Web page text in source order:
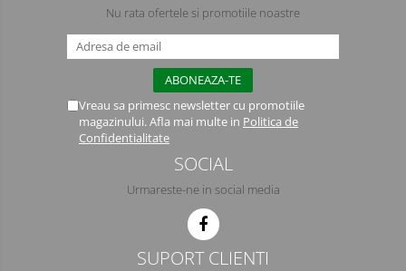
Manusi PVC
Manusi tricot impregnat
Manusi zale
Nu rata ofertele si promotiile noastre
Vreau sa primesc newsletter cu promotiile
magazinului. Afla mai multe in Politica de
Confidentialitate
SOCIAL
Urmareste-ne in social media
SUPORT CLIENTI